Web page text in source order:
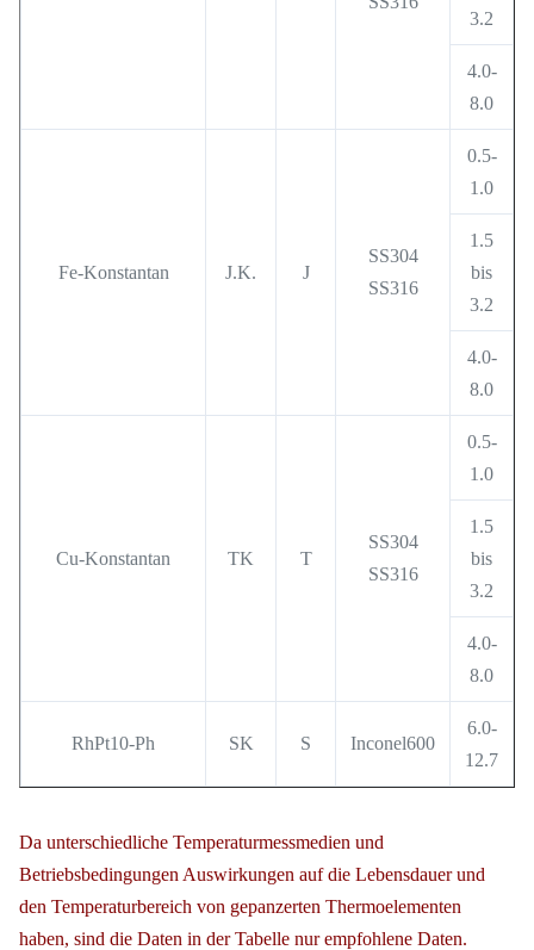
3.2
4.0-
8.0
Fe-Konstantan J.K. J
SS304
SS316
0.5-
1.0
1.5
bis
3.2
4.0-
8.0
Cu-Konstantan TK T
SS304
SS316
0.5-
1.0
1.5
bis
3.2
4.0-
8.0
RhPt10-Ph SK S Inconel600
6.0-
12.7
Da unterschiedliche Temperaturmessmedien und
Betriebsbedingungen Auswirkungen auf die Lebensdauer und
den Temperaturbereich von gepanzerten Thermoelementen
haben, sind die Daten in der Tabelle nur empfohlene Daten.